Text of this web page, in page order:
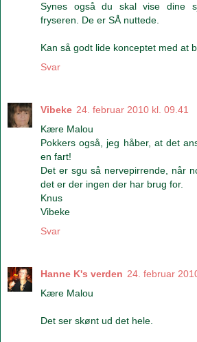
Synes også du skal vise dine
fryseren. De er SÅ nuttede.
Kan så godt lide konceptet med at
Svar
Vibeke 24. februar 2010 kl. 09.41
Kære Malou
Pokkers også, jeg håber, at det
en fart!
Det er sgu så nervepirrende, når
det er der ingen der har brug for.
Knus
Vibeke
Svar
Hanne K's verden 24. februar
Kære Malou
Det ser skønt ud det hele.